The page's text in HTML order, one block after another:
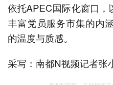
依托APEC国际化窗口，
丰富党员服务市集的内
的温度与质感。
采写：南都N视频记者张